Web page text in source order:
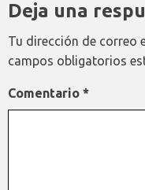
Deja una
Tu dirección de correo
campos obligatorios
Comentario *